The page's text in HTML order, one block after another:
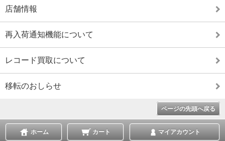
店舗情報
再入荷通知機能について
レコード買取について
移転のおしらせ
ページの先頭へ戻る
ホーム カート マイアカウント